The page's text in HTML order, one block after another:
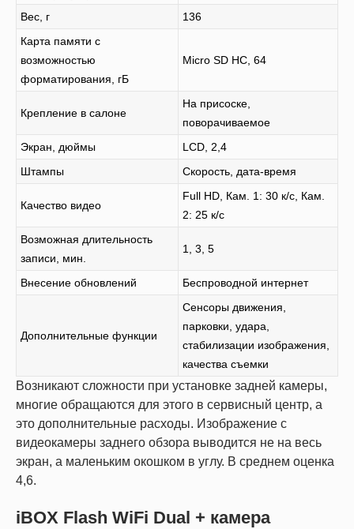
Вес, г
136
Карта памяти с
возможностью
форматирования, гБ
Micro SD HC, 64
Крепление в салоне
На присоске,
поворачиваемое
Экран, дюймы
LCD, 2,4
Штампы
Скорость, дата-время
Качество видео
Full HD, Кам. 1: 30 к/с, Кам.
2: 25 к/с
Возможная длительность
записи, мин.
1, 3, 5
Внесение обновлений Беспроводной интернет
Дополнительные функции
Сенсоры движения,
парковки, удара,
стабилизации изображения,
качества съемки
Возникают сложности при установке задней камеры,
многие обращаются для этого в сервисный центр, а
это дополнительные расходы. Изображение с
видеокамеры заднего обзора выводится не на весь
экран, а маленьким окошком в углу. В среднем оценка
4,6.
iBOX Flash WiFi Dual + камера